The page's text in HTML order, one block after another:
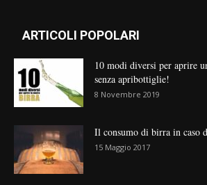
ARTICOLI POPOLARI
10 modi diversi per aprire
senza apribottiglie!
8 Novembre 2019
Il consumo di birra in caso
15 Maggio 2017